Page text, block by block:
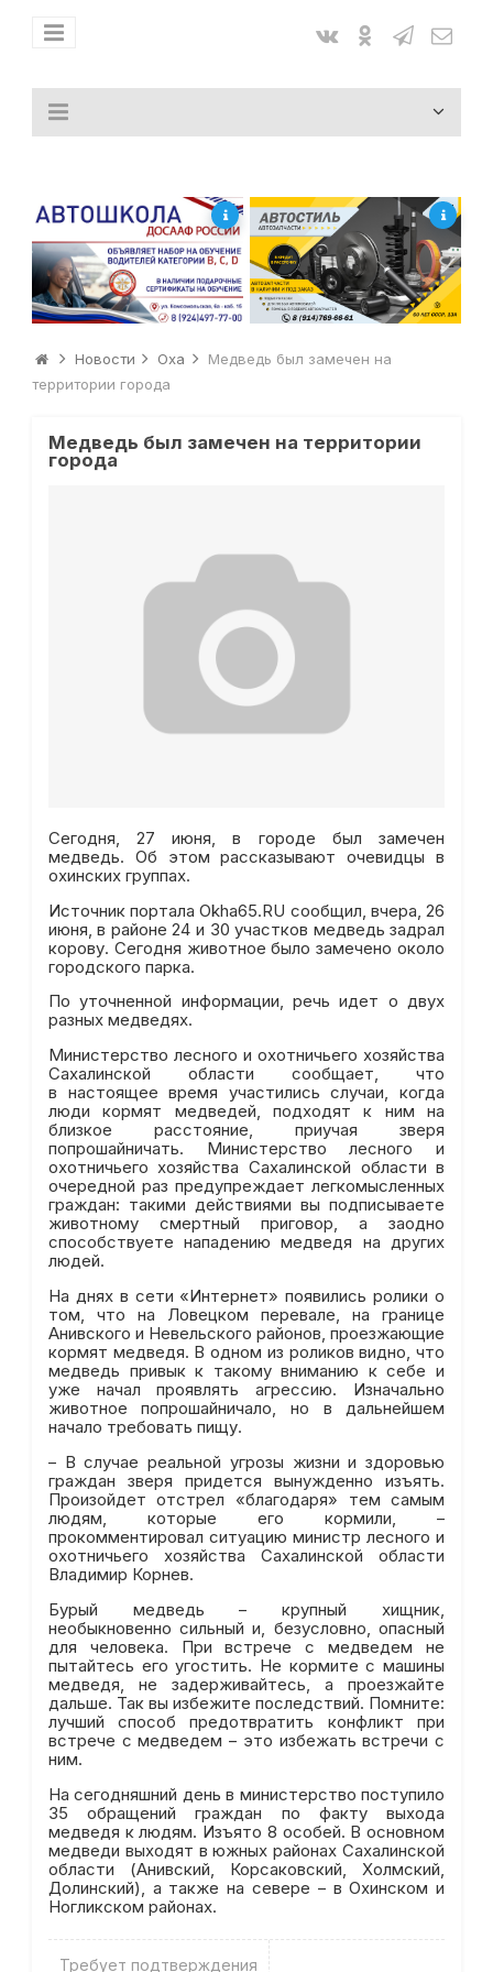
Новости Оха
Медведь был замечен на
территории города
Медведь был замечен на территории
города
Сегодня, 27 июня, в городе был замечен
медведь. Об этом рассказывают очевидцы в
охинских группах.
Источник портала Okha65.RU сообщил, вчера, 26
июня, в районе 24 и 30 участков медведь задрал
корову. Сегодня животное было замечено около
городского парка.
По уточненной информации, речь идет о двух
разных медведях.
Министерство лесного и охотничьего хозяйства
Сахалинской области сообщает, что
в настоящее время участились случаи, когда
люди кормят медведей, подходят к ним на
близкое расстояние, приучая зверя
попрошайничать. Министерство лесного и
охотничьего хозяйства Сахалинской области в
очередной раз предупреждает легкомысленных
граждан: такими действиями вы подписываете
животному смертный приговор, а заодно
способствуете нападению медведя на других
людей.
На днях в сети «Интернет» появились ролики о
том, что на Ловецком перевале, на границе
Анивского и Невельского районов, проезжающие
кормят медведя. В одном из роликов видно, что
медведь привык к такому вниманию к себе и
уже начал проявлять агрессию. Изначально
животное попрошайничало, но в дальнейшем
начало требовать пищу.
– В случае реальной угрозы жизни и здоровью
граждан зверя придется вынужденно изъять.
Произойдет отстрел «благодаря» тем самым
людям, которые его кормили, –
прокомментировал ситуацию министр лесного и
охотничьего хозяйства Сахалинской области
Владимир Корнев.
Бурый медведь – крупный хищник,
необыкновенно сильный и, безусловно, опасный
для человека. При встрече с медведем не
пытайтесь его угостить. Не кормите с машины
медведя, не задерживайтесь, а проезжайте
дальше. Так вы избежите последствий. Помните:
лучший способ предотвратить конфликт при
встрече с медведем – это избежать встречи с
ним.
На сегодняшний день в министерство поступило
35 обращений граждан по факту выхода
медведя к людям. Изъято 8 особей. В основном
медведи выходят в южных районах Сахалинской
области (Анивский, Корсаковский, Холмский,
Долинский), а также на севере – в Охинском и
Ногликском районах.
Требует подтверждения